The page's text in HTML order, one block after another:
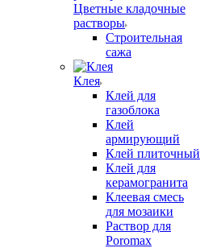
Цветные кладочные
растворы
Строительная
сажа
Клея
Клей для
газоблока
Клей
армирующий
Клей плиточный
Клей для
керамогранита
Клеевая смесь
для мозаики
Раствор для
Poromax